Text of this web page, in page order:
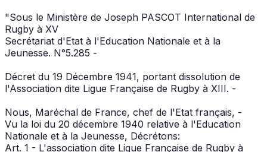
"Sous le Ministère de Joseph PASCOT International de
Rugby à XV
Secrétariat d'Etat à l'Education Nationale et à la
Jeunesse. N°5.285 -
Décret du 19 Décembre 1941, portant dissolution de
l'Association dite Ligue Française de Rugby à XIII. -
Nous, Maréchal de France, chef de l'Etat français, -
Vu la loi du 20 décembre 1940 relative à l'Education
Nationale et à la Jeunesse, Décrétons:
Art. 1 - L'association dite Ligue Française de Rugby à